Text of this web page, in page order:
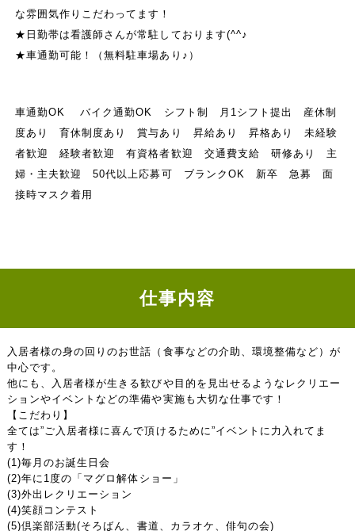
な雰囲気作りこだわってます！
★日勤帯は看護師さんが常駐しております(^^♪
★車通勤可能！（無料駐車場あり♪）
車通勤OK バイク通勤OK シフト制 月1シフト提出 産休制
度あり 育休制度あり 賞与あり 昇給あり 昇格あり 未経験
者歓迎 経験者歓迎 有資格者歓迎 交通費支給 研修あり 主
婦・主夫歓迎 50代以上応募可 ブランクOK 新卒 急募 面
接時マスク着用
仕事内容
入居者様の身の回りのお世話（食事などの介助、環境整備など）が
中心です。
他にも、入居者様が生きる歓びや目的を見出せるようなレクリエー
ションやイベントなどの準備や実施も大切な仕事です！
【こだわり】
全ては”ご入居者様に喜んで頂けるために”イベントに力入れてま
す！
(1)毎月のお誕生日会
(2)年に1度の「マグロ解体ショー」
(3)外出レクリエーション
(4)笑顔コンテスト
(5)倶楽部活動(そろばん、書道、カラオケ、俳句の会)